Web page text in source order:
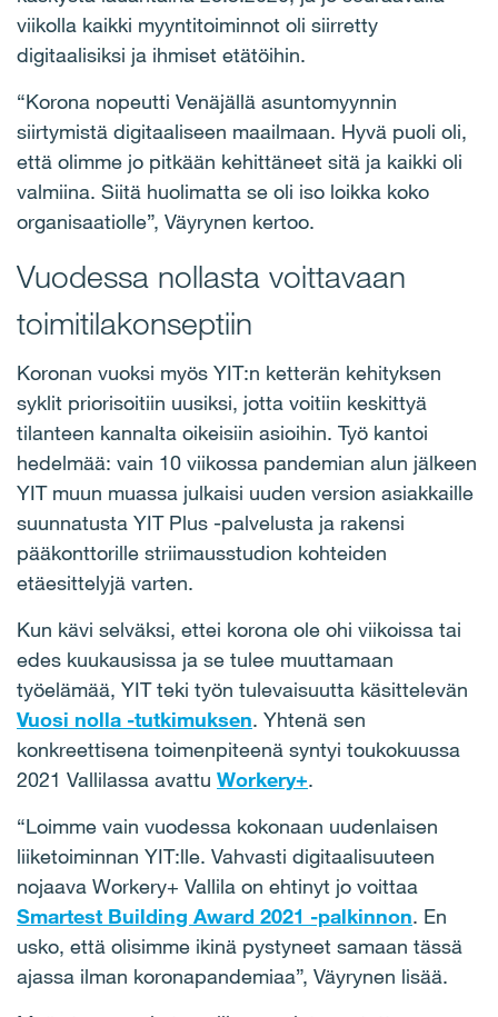
viikolla kaikki myyntitoiminnot oli siirretty
digitaalisiksi ja ihmiset etätöihin.
“Korona nopeutti Venäjällä asuntomyynnin
siirtymistä digitaaliseen maailmaan. Hyvä puoli oli,
että olimme jo pitkään kehittäneet sitä ja kaikki oli
valmiina. Siitä huolimatta se oli iso loikka koko
organisaatiolle”, Väyrynen kertoo.
Vuodessa nollasta voittavaan
toimitilakonseptiin
Koronan vuoksi myös YIT:n ketterän kehityksen
syklit priorisoitiin uusiksi, jotta voitiin keskittyä
tilanteen kannalta oikeisiin asioihin. Työ kantoi
hedelmää: vain 10 viikossa pandemian alun jälkeen
YIT muun muassa julkaisi uuden version asiakkaille
suunnatusta YIT Plus -palvelusta ja rakensi
pääkonttorille striimausstudion kohteiden
etäesittelyjä varten.
Kun kävi selväksi, ettei korona ole ohi viikoissa tai
edes kuukausissa ja se tulee muuttamaan
työelämää, YIT teki työn tulevaisuutta käsittelevän
Vuosi nolla -tutkimuksen. Yhtenä sen
konkreettisena toimenpiteenä syntyi toukokuussa
2021 Vallilassa avattu Workery+.
“Loimme vain vuodessa kokonaan uudenlaisen
liiketoiminnan YIT:lle. Vahvasti digitaalisuuteen
nojaava Workery+ Vallila on ehtinyt jo voittaa
Smartest Building Award 2021 -palkinnon. En
usko, että olisimme ikinä pystyneet samaan tässä
ajassa ilman koronapandemiaa”, Väyrynen lisää.